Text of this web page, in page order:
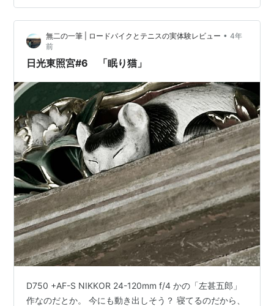
た。
無二の一筆 | ロードバイクとテニスの実体験レビュー • 4年
前
日光東照宮#6 「眠り猫」
D750 +AF-S NIKKOR 24-120mm f/4 かの「左甚五郎」
作なのだとか。 今にも動き出しそう？ 寝てるのだから、